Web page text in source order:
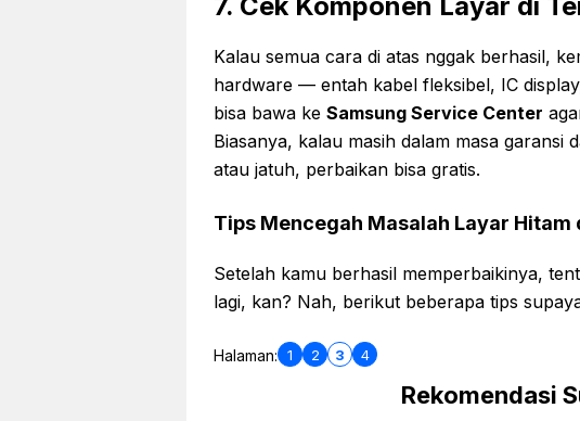
7. Cek Komponen Layar di
Kalau semua cara di atas nggak berhasil,
hardware — entah kabel fleksibel, IC
bisa bawa ke Samsung Service Center
Biasanya, kalau masih dalam masa garansi
atau jatuh, perbaikan bisa gratis.
Tips Mencegah Masalah Layar Hitam
Setelah kamu berhasil memperbaikinya,
lagi, kan? Nah, berikut beberapa tips
Halaman: 1 2 3 4
Rekomendasi